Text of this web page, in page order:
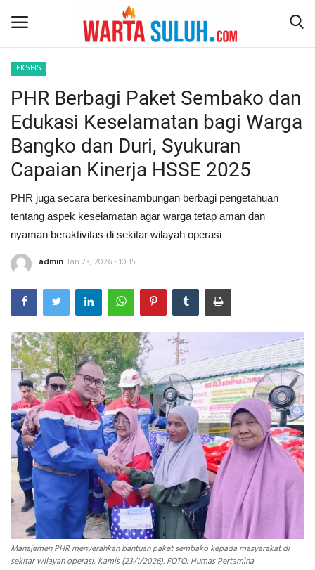
Home
NEWS
JAZIRAH RIAU
POLITIK
EKSBIS
PSPS PEKANBARU
LIFESTYLE
INDEKS
HEALTHY
EKSBIS
PHR Berbagi Paket Sembako dan
Edukasi Keselamatan bagi Warga
Bangko dan Duri, Syukuran
Capaian Kinerja HSSE 2025
PHR juga secara berkesinambungan berbagi pengetahuan
tentang aspek keselamatan agar warga tetap aman dan
nyaman beraktivitas di sekitar wilayah operasi
admin Jan 23, 2026 - 10:15
Manajemen PHR menyerahkan bantuan paket sembako kepada masyarakat di
sekitar wilayah operasi, Kamis (23/1/2026). FOTO: Humas Pertamina